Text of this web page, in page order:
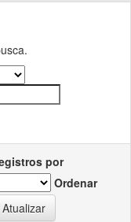
por
Ordenar